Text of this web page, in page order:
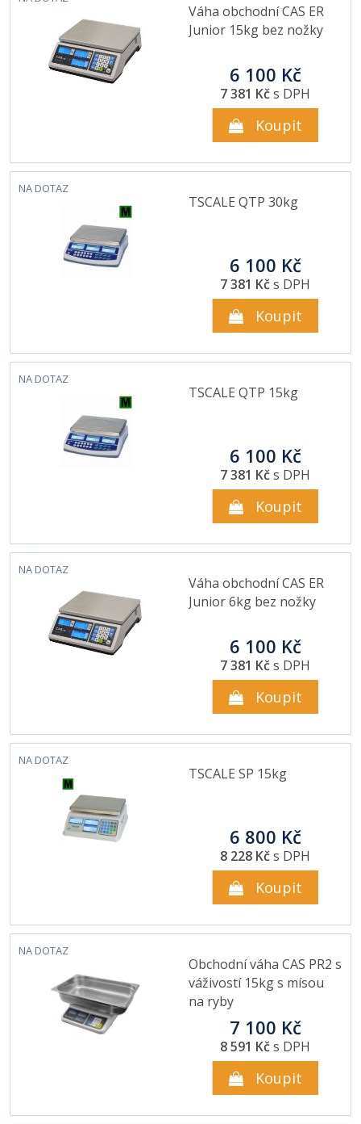
Váha obchodní CAS ER
Junior 15kg bez nožky
6 100 Kč
7 381 Kčs DPH
Koupit
NA DOTAZ
TSCALE QTP 30kg
6 100 Kč
7 381 Kčs DPH
Koupit
NA DOTAZ
TSCALE QTP 15kg
6 100 Kč
7 381 Kčs DPH
Koupit
NA DOTAZ
Váha obchodní CAS ER
Junior 6kg bez nožky
6 100 Kč
7 381 Kčs DPH
Koupit
NA DOTAZ
TSCALE SP 15kg
6 800 Kč
8 228 Kčs DPH
Koupit
NA DOTAZ
Obchodní váha CAS PR2 s
váživostí 15kg s mísou
na ryby
7 100 Kč
8 591 Kčs DPH
Koupit